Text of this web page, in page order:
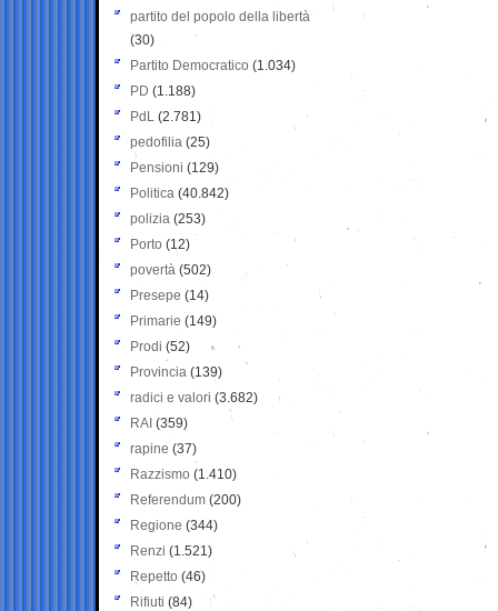
partito del popolo della libertà
(30)
Partito Democratico (1.034)
PD (1.188)
PdL (2.781)
pedofilia (25)
Pensioni (129)
Politica (40.842)
polizia (253)
Porto (12)
povertà (502)
Presepe (14)
Primarie (149)
Prodi (52)
Provincia (139)
radici e valori (3.682)
RAI (359)
rapine (37)
Razzismo (1.410)
Referendum (200)
Regione (344)
Renzi (1.521)
Repetto (46)
Rifiuti (84)